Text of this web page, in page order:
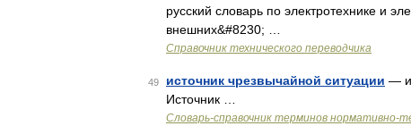
русский словарь по электротехнике и
внешних&#8230; …
Справочник технического переводчика
49 источник чрезвычайной ситуации —
Источник …
Словарь-справочник терминов нормативно-